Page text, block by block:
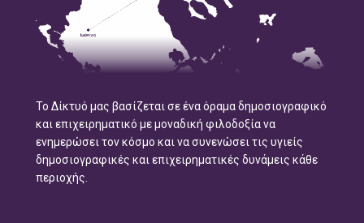
Το Δίκτυό μας βασίζεται σε ένα όραμα δημοσιογραφικό
και επιχειρηματικό με μοναδική φιλοδοξία να
ενημερώσει τον κόσμο και να συνενώσει τις υγιείς
δημοσιογραφικές και επιχειρηματικές δυνάμεις κάθε
περιοχής.